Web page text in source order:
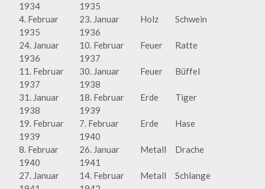
1934
1935
4. Februar
1935
23. Januar
1936
Holz Schwein
24. Januar
1936
10. Februar
1937
Feuer Ratte
11. Februar
1937
30. Januar
1938
Feuer Büffel
31. Januar
1938
18. Februar
1939
Erde Tiger
19. Februar
1939
7. Februar
1940
Erde Hase
8. Februar
1940
26. Januar
1941
Metall Drache
27. Januar
14. Februar
Metall Schlange